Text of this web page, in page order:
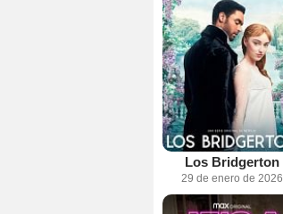
Los Bridgerton
29 de enero de 2026